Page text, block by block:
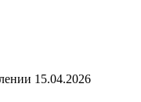
15.04.2026